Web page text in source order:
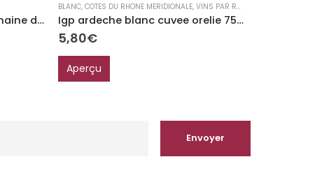
Bourgueil “Déchainée” Domaine des Chesnaies
BLANC, COTES DU RHONE MERIDIONALE, VINS PAR RÉGION
Igp ardeche blanc cuvee orelie 75cl
5,80€
Aperçu